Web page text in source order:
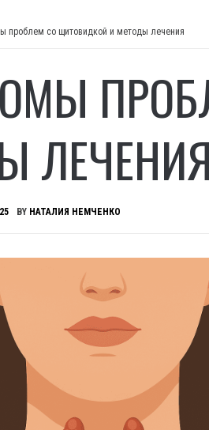
проблем со щитовидкой и методы лечения
ЛЕЧЕНИЯ
BY НАТАЛИЯ НЕМЧЕНКО